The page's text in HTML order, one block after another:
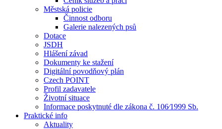
Městská policie
Činnost odboru
Galerie nalezených psů
Dotace
JSDH
Hlášení závad
Dokumenty ke stažení
Digitální povodňový plán
Czech POINT
Profil zadavatele
Životní situace
Informace poskytnuté dle zákona č. 106⁄1999 Sb.
Praktické info
Aktuality